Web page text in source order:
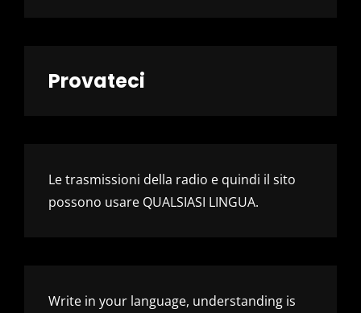
Provateci
Le trasmissioni della radio e quindi il sito
possono usare QUALSIASI LINGUA.
Write in your language, understanding is